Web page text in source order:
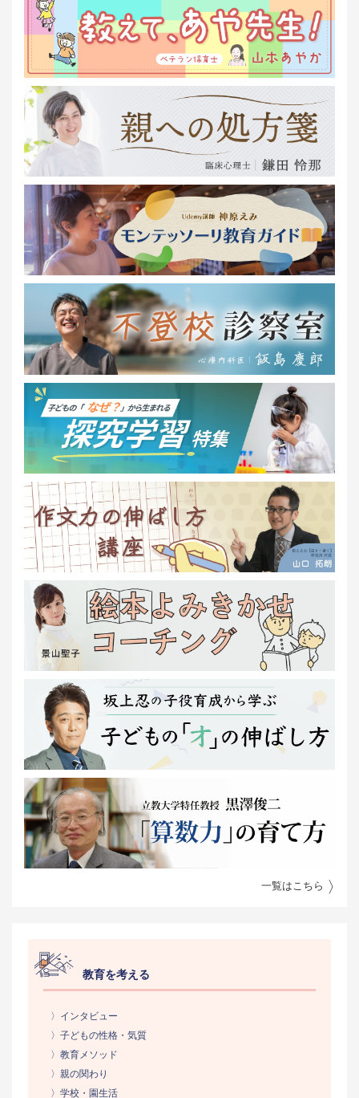
一覧はこちら
教育を考える
〉インタビュー
〉子どもの性格・気質
〉教育メソッド
〉親の関わり
〉学校・園生活